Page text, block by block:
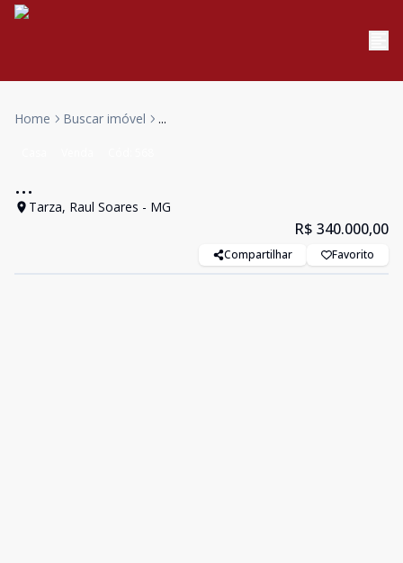
Home Buscar imóvel ...
...
Tarza, Raul Soares - MG
R$ 340.000,00
Compartilhar Favorito